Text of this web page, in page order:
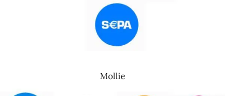
Mollie